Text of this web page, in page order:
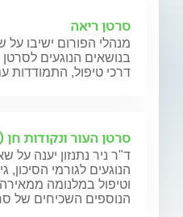
סרטן ריאה
מנהלי הפורום ישיבו על
בנושאים הנוגעים
דרכי טיפול, התמודדות
סרטן העור ונקודות
ד"ר ניר נתנזון יענה על
הנוגעים לגורמי הסיכון,
וטיפול במלנומה
הנוספים השכיחים של